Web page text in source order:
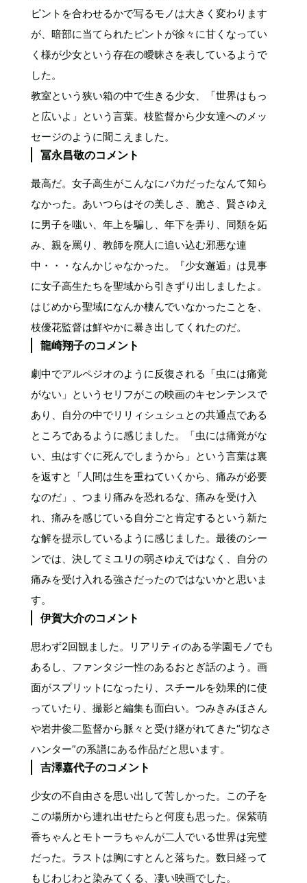
ピントを合わせるかで写るモノは大きく変わります
が、暗部に当てられたピントが徐々に甘くなってい
く様が少女という存在の曖昧さを表しているようで
した。
教室という狭い箱の中で生きる少女、「世界はもっ
と広いよ」という言葉。枝監督から少女達へのメッ
セージのように聞こえました。
冨永昌敬のコメント
最高だ。女子高生がこんなにバカだったなんて知ら
なかった。あいつらはその美しさ、脆さ、賢さゆえ
に男子を嗤い、年上を騙し、年下を弄り、同類を妬
み、親を罵り、教師を廃人に追い込む邪悪な連
中・・・なんかじゃなかった。『少女邂逅』は見事
に女子高生たちを聖域から引きずり出しましたよ。
はじめから聖域になんか棲んでいなかったことを、
枝優花監督は鮮やかに暴き出してくれたのだ。
龍崎翔子のコメント
劇中でアルペジオのように反復される「虫には痛覚
がない」というセリフがこの映画のキセンテンスで
あり、自分の中でリリィシュシュとの共通点である
ところであるように感じました。「虫には痛覚がな
い、虫はすぐに死んでしまうから」という言葉は裏
を返すと「人間は生を重ねていくから、痛みが必要
なのだ」、つまり痛みを恐れるな、痛みを受け入
れ、痛みを感じている自分ごと肯定するという新た
な解を提示しているように感じました。最後のシー
ンでは、決してミユリの弱さゆえではなく、自分の
痛みを受け入れる強さだったのではないかと思いま
す。
伊賀大介のコメント
思わず2回観ました。リアリティのある学園モノでも
あるし、ファンタジー性のあるおとぎ話のよう。画
面がスプリットになったり、スチールを効果的に使
っていたり、撮影と編集も面白い。つみきみほさん
や岩井俊二監督から脈々と受け継がれてきた“切なさ
ハンター”の系譜にある作品だと思います。
吉澤嘉代子のコメント
少女の不自由さを思い出して苦しかった。この子を
この場所から連れ出せたらと何度も思った。保紫萌
香ちゃんとモトーラちゃんが二人でいる世界は完璧
だった。ラストは胸にすとんと落ちた。数日経って
もじわじわと染みてくる、凄い映画でした。